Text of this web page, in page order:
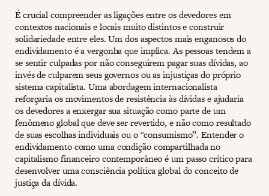
É crucial compreender as ligações entre os devedores em
contextos nacionais e locais muito distintos e construir
solidariedade entre eles. Um dos aspectos mais enganosos do
endividamento é a vergonha que implica. As pessoas tendem a
se sentir culpadas por não conseguirem pagar suas dívidas, ao
invés de culparem seus governos ou as injustiças do próprio
sistema capitalista. Uma abordagem internacionalista
reforçaria os movimentos de resistência às dívidas e ajudaria
os devedores a enxergar sua situação como parte de um
fenômeno global que deve ser revertido, e não como resultado
de suas escolhas individuais ou o "consumismo”. Entender o
endividamento como uma condição compartilhada no
capitalismo financeiro contemporâneo é um passo crítico para
desenvolver uma consciência política global do conceito de
justiça da dívida.